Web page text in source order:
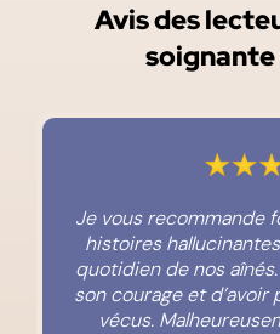
Avis des
soignante
Je vous recommande
histoires
quotidien de nos
son courage et d’avoir
vécus.